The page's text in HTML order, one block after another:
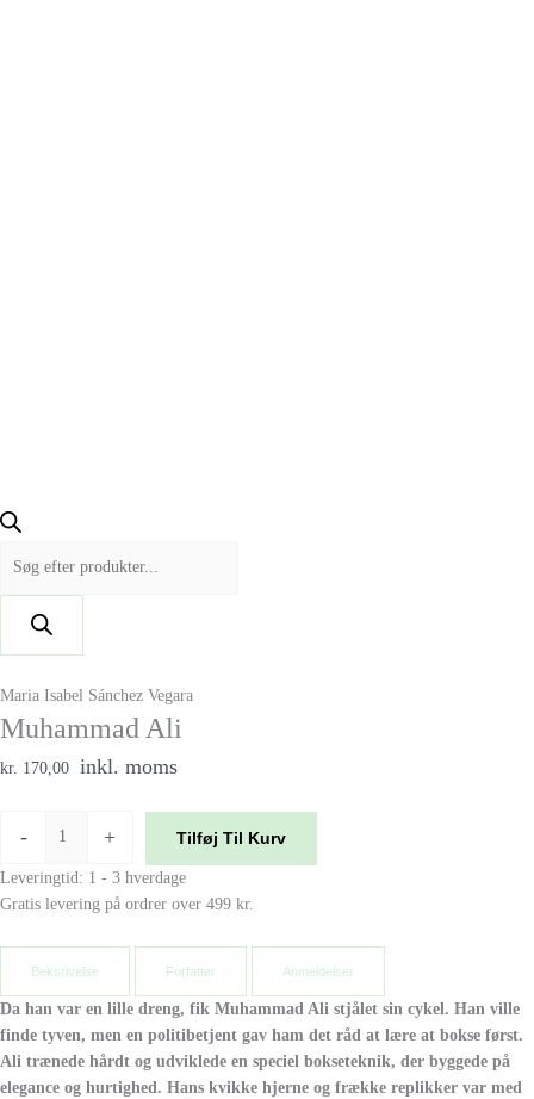
Maria Isabel Sánchez Vegara
Muhammad Ali
kr. 170,00 inkl. moms
- + Tilføj Til Kurv
Leveringtid: 1 - 3 hverdage
Gratis levering på ordrer over 499 kr.
Beksrivelse Forfatter Anmeldelser
Da han var en lille dreng, fik Muhammad Ali stjålet sin cykel. Han ville
finde tyven, men en politibetjent gav ham det råd at lære at bokse først.
Ali trænede hårdt og udviklede en speciel bokseteknik, der byggede på
elegance og hurtighed. Hans kvikke hjerne og frække replikker var med